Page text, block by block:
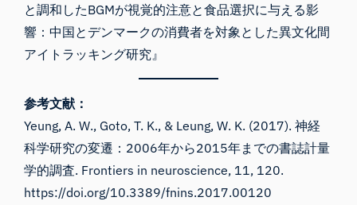
と調和したBGMが視覚的注意と食品選択に与える影
響：中国とデンマークの消費者を対象とした異文化間
アイトラッキング研究』
参考文献：
Yeung, A. W., Goto, T. K., & Leung, W. K. (2017). 神経
科学研究の変遷：2006年から2015年までの書誌計量
学的調査. Frontiers in neuroscience, 11, 120.
https://doi.org/10.3389/fnins.2017.00120